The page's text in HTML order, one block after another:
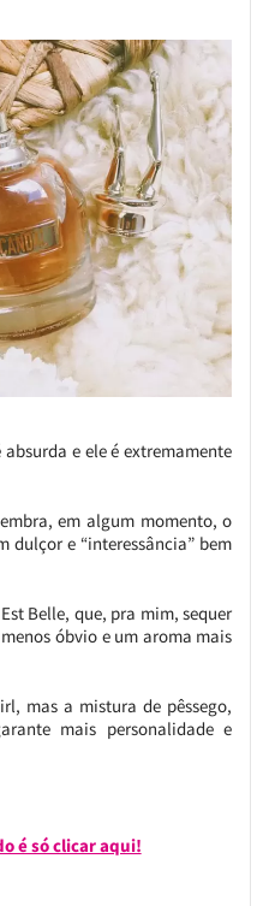
e ele é extremamente
em algum momento, o
dulçor e “interessância” bem
Belle, que, pra mim, sequer
óbvio e um aroma mais
mas a mistura de pêssego,
mais personalidade e
é só clicar aqui!